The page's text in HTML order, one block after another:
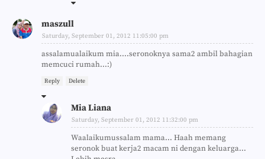
maszull
Saturday, September 01, 2012 11:05:00 pm
assalamualaikum mia....seronoknya sama2 ambil bahagian
memcuci rumah...:)
Reply Delete
Mia Liana
Saturday, September 01, 2012 11:32:00 pm
Waalaikumussalam mama... Haah memang
seronok buat kerja2 macam ni dengan keluarga...